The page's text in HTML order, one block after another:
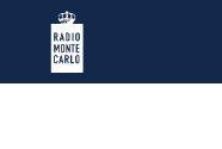
Radio Monte Carlo